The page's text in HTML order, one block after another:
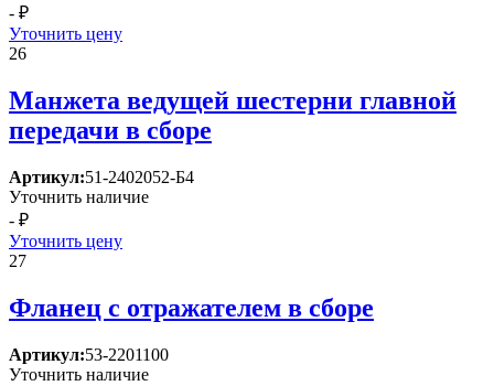
- ₽
Уточнить цену
26
Манжета ведущей шестерни главной
передачи в сборе
Артикул:51-2402052-Б4
Уточнить наличие
- ₽
Уточнить цену
27
Фланец с отражателем в сборе
Артикул:53-2201100
Уточнить наличие